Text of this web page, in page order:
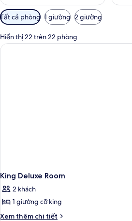
Bộ
lọc
có
thể
Tất cả phòng 1 giường 2 giường
Hiển thị 22 trên 22 phòng
King Deluxe Room
2 khách
1 giường cỡ king
Xem thêm chi tiết
Chi